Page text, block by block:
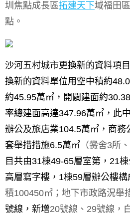
圳焦點成長區拓建天下域福田
點。
沙河五村城市更換新的資料項
換新的資料單位用空中積約
約45.95萬㎡，開闢建面約
率總建面高達347.96萬㎡，此
辦公及旅店業104.5萬㎡，商務
套舉措措施6.5萬㎡ （黌舍3所
目共由31棟49-65層室第，21
高層寫字樓，1棟59層辦公樓構
積100450㎡；地下市政路況舉
號線，新增20號線、 29號線，